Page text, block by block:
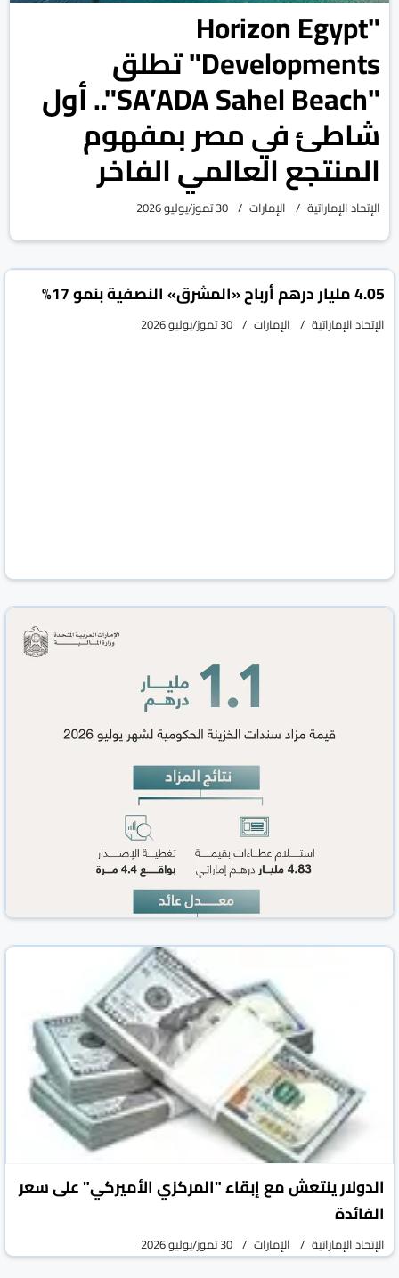
"Horizon Egypt
Developments" تطلق
"SA’ADA Sahel Beach".. أول
شاطئ في مصر بمفهوم
المنتجع العالمي الفاخر
الإتحاد الإماراتية الإمارات 30 تموز/يوليو 2026
4.05 مليار درهم أرباح «المشرق» النصفية بنمو 17%
الإتحاد الإماراتية الإمارات 30 تموز/يوليو 2026
«المالية»: مزادان لصكوك وسندات الخزينة يستقطبان
عطاءات بـ4.83 مليار درهم
الدولار ينتعش مع إبقاء "المركزي الأميركي" على سعر
الفائدة
الإتحاد الإماراتية الإمارات 30 تموز/يوليو 2026